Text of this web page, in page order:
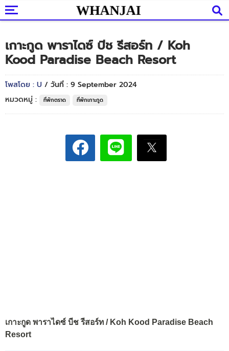
เกาะกูด พาราไดซ์ บีช รีสอร์ท / Koh
Kood Paradise Beach Resort
โพสโดย : U / วันที่ : 9 September 2024
หมวดหมู่ :
ที่พักตราด ที่พักเกาะกูด
เกาะกูด พาราไดซ์ บีช รีสอร์ท / Koh Kood Paradise Beach
Resort